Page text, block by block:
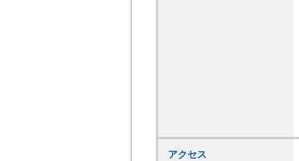
アクセス